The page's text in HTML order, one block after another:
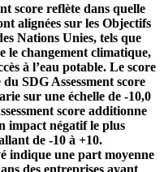
score reflète dans quelle
alignées sur les Objectifs
Nations Unies, tels que
le changement climatique,
à l’eau potable. Le score
SDG Assessment score
sur une échelle de -10,0
score additionne
impact négatif le plus
de -10 à +10.
indique une part moyenne
des entreprises ayant